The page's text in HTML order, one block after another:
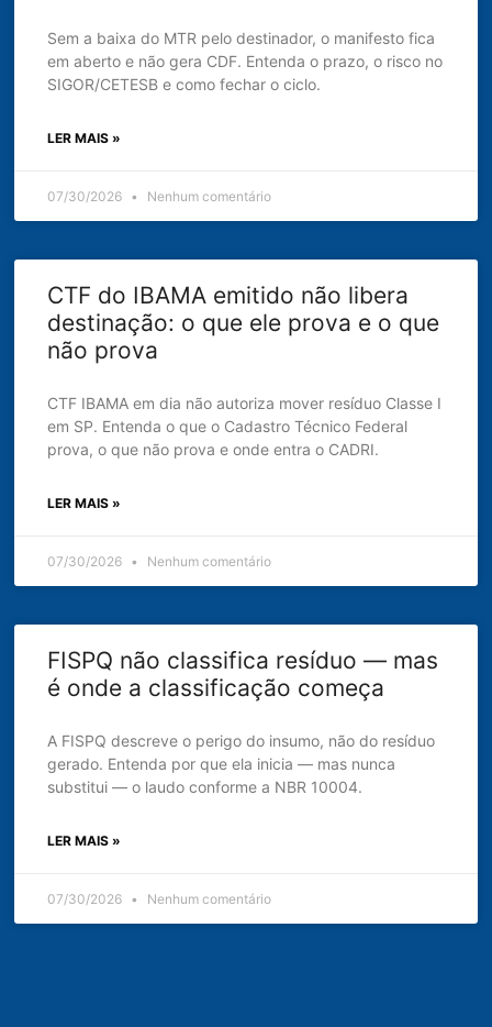
Sem a baixa do MTR pelo destinador, o manifesto fica
em aberto e não gera CDF. Entenda o prazo, o risco no
SIGOR/CETESB e como fechar o ciclo.
LER MAIS »
07/30/2026 Nenhum comentário
CTF do IBAMA emitido não libera
destinação: o que ele prova e o que
não prova
CTF IBAMA em dia não autoriza mover resíduo Classe I
em SP. Entenda o que o Cadastro Técnico Federal
prova, o que não prova e onde entra o CADRI.
LER MAIS »
07/30/2026 Nenhum comentário
FISPQ não classifica resíduo — mas
é onde a classificação começa
A FISPQ descreve o perigo do insumo, não do resíduo
gerado. Entenda por que ela inicia — mas nunca
substitui — o laudo conforme a NBR 10004.
LER MAIS »
07/30/2026 Nenhum comentário